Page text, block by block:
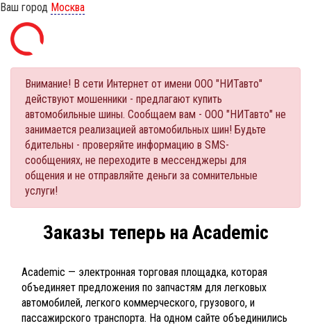
Ваш город Москва
Внимание! В сети Интернет от имени ООО "НИТавто"
действуют мошенники - предлагают купить
автомобильные шины. Сообщаем вам - ООО "НИТавто" не
занимается реализацией автомобильных шин! Будьте
бдительны - проверяйте информацию в SMS-
сообщениях, не переходите в мессенджеры для
общения и не отправляйте деньги за сомнительные
услуги!
Заказы теперь на Academic
Academic — электронная торговая площадка, которая
объединяет предложения по запчастям для легковых
автомобилей, легкого коммерческого, грузового, и
пассажирского транспорта. На одном сайте объединились